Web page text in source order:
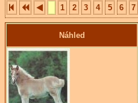
1 2 3 4 5 6 7
Náhled